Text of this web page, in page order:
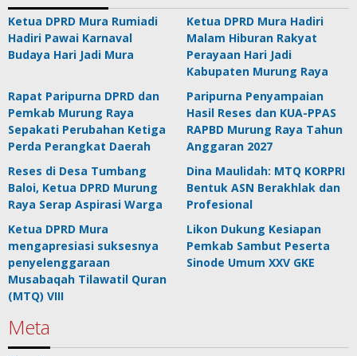
Ketua DPRD Mura Rumiadi
Hadiri Pawai Karnaval
Budaya Hari Jadi Mura
Ketua DPRD Mura Hadiri
Malam Hiburan Rakyat
Perayaan Hari Jadi
Kabupaten Murung Raya
Rapat Paripurna DPRD dan
Pemkab Murung Raya
Sepakati Perubahan Ketiga
Perda Perangkat Daerah
Paripurna Penyampaian
Hasil Reses dan KUA-PPAS
RAPBD Murung Raya Tahun
Anggaran 2027
Reses di Desa Tumbang
Baloi, Ketua DPRD Murung
Raya Serap Aspirasi Warga
Dina Maulidah: MTQ KORPRI
Bentuk ASN Berakhlak dan
Profesional
Ketua DPRD Mura
mengapresiasi suksesnya
penyelenggaraan
Musabaqah Tilawatil Quran
(MTQ) VIII
Likon Dukung Kesiapan
Pemkab Sambut Peserta
Sinode Umum XXV GKE
Meta